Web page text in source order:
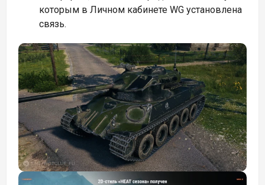
которым в Личном кабинете WG установлена
связь.